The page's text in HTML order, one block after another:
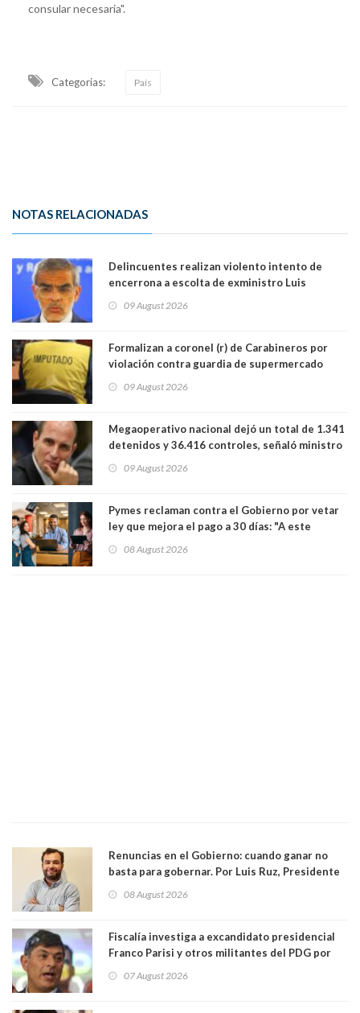
consular necesaria".
Categorias: País
NOTAS RELACIONADAS
Delincuentes realizan violento intento de
encerrona a escolta de exministro Luis
Lo Espejo
09 August 2026
Formalizan a coronel (r) de Carabineros por
violación contra guardia de supermercado
09 August 2026
Megaoperativo nacional dejó un total de 1.341
detenidos y 36.416 controles, señaló ministro
09 August 2026
Pymes reclaman contra el Gobierno por vetar
ley que mejora el pago a 30 días: "A este
medianas empresas"
08 August 2026
Renuncias en el Gobierno: cuando ganar no
basta para gobernar. Por Luis Ruz, Presidente
08 August 2026
Fiscalía investiga a excandidato presidencial
Franco Parisi y otros militantes del PDG por
07 August 2026